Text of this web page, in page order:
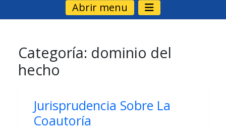
Abrir menu
Categoría: dominio del
hecho
Jurisprudencia Sobre La
Coautoría